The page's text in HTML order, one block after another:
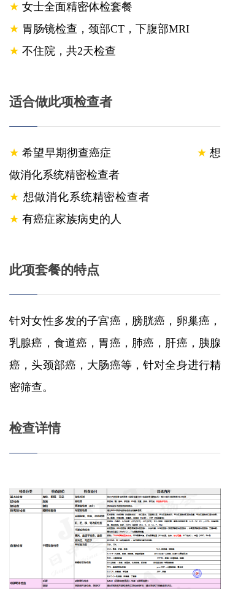
★ 女士全面精密体检套餐
★ 胃肠镜检查，颈部CT，下腹部MRI
★ 不住院，共2天检查
适合做此项检查者
★希望早期彻查癌症 ★想
做消化系统精密检查者
★ 想做消化系统精密检查者
★ 有癌症家族病史的人
此项套餐的特点
针对女性多发的子宫癌，膀胱癌，卵巢癌，
乳腺癌，食道癌，胃癌，肺癌，肝癌，胰腺
癌，头颈部癌，大肠癌等，针对全身进行精
密筛查。
检查详情